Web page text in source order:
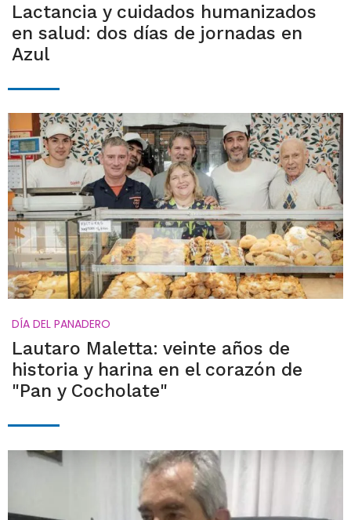
Lactancia y cuidados humanizados
en salud: dos días de jornadas en
Azul
DÍA DEL PANADERO
Lautaro Maletta: veinte años de
historia y harina en el corazón de
"Pan y Cocholate"